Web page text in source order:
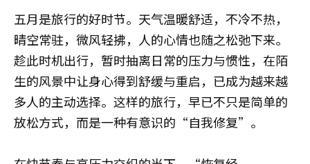
五月是旅行的好时节。天气温暖舒适，不冷不热，
晴空常驻，微风轻拂，人的心情也随之松弛下来。
趁此时机出行，暂时抽离日常的压力与惯性，在陌
生的风景中让身心得到舒缓与重启，已成为越来越
多人的主动选择。这样的旅行，早已不只是简单的
放松方式，而是一种有意识的“自我修复”。